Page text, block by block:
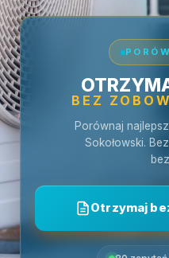
BEZ
Porównaj
Sokołowski.
Otrzymaj